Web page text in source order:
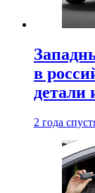
в
2 года